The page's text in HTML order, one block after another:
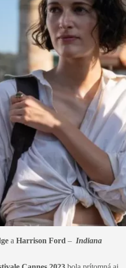
a Harrison Ford – Indiana